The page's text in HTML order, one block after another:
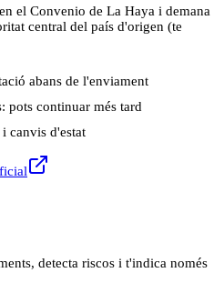
el Convenio de La Haya i demana
central del país d'origen (te
abans de l'enviament
pots continuar més tard
canvis d'estat
detecta riscos i t'indica només